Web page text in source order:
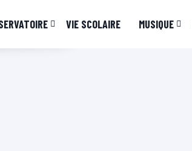
VIE SCOLAIRE MUSIQUE